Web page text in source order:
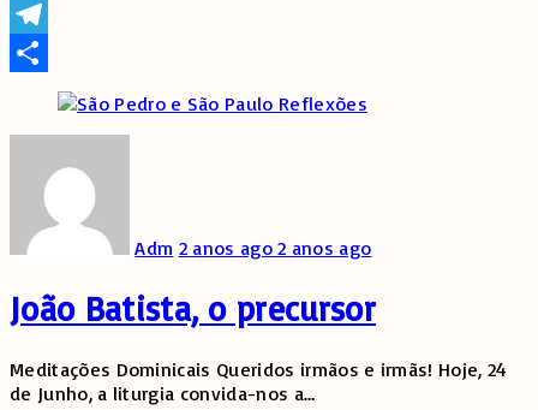
WhatsApp
Telegram
Share
Reflexões
Adm 2 anos ago2 anos ago
João Batista, o precursor
Meditações Dominicais Queridos irmãos e irmãs! Hoje, 24
de Junho, a liturgia convida-nos a…